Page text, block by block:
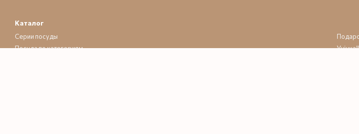
Каталог
Серии посуды
Посуда по категориям
Уцінка‼️